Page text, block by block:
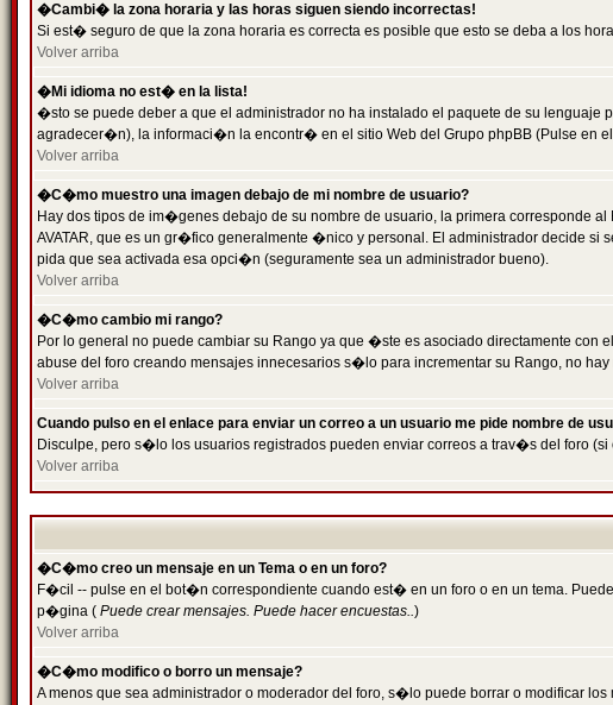
�Cambi� la zona horaria y las horas siguen siendo incorrectas!
Si est� seguro de que la zona horaria es correcta es posible que esto se deba a los
Volver arriba
�Mi idioma no est� en la lista!
�sto se puede deber a que el administrador no ha instalado el paquete de su
agradecer�n), la informaci�n la encontr� en el sitio Web del Grupo phpBB (Pulse en
Volver arriba
�C�mo muestro una imagen debajo de mi nombre de usuario?
Hay dos tipos de im�genes debajo de su nombre de usuario, la primera corresponde
AVATAR, que es un gr�fico generalmente �nico y personal. El administrador decide
pida que sea activada esa opci�n (seguramente sea un administrador bueno).
Volver arriba
�C�mo cambio mi rango?
Por lo general no puede cambiar su Rango ya que �ste es asociado directamente
abuse del foro creando mensajes innecesarios s�lo para incrementar su Rango, no
Volver arriba
Cuando pulso en el enlace para enviar un correo a un usuario me pide nombre de
Disculpe, pero s�lo los usuarios registrados pueden enviar correos a trav�s del foro
Volver arriba
�C�mo creo un mensaje en un Tema o en un foro?
F�cil -- pulse en el bot�n correspondiente cuando est� en un foro o en un tema.
p�gina ( Puede crear mensajes. Puede hacer encuestas..)
Volver arriba
�C�mo modifico o borro un mensaje?
A menos que sea administrador o moderador del foro, s�lo puede borrar o modificar